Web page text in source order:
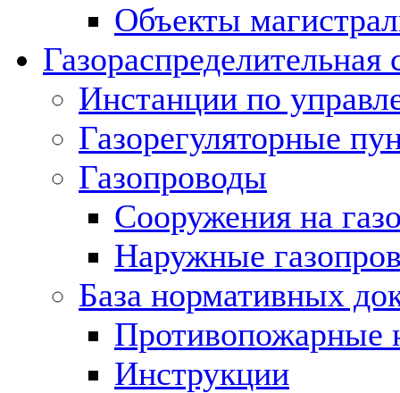
Объекты
Газораспределительная
Инстанции по
Газорегуляторные
Газопроводы
Сооружения на
Наружные
База нормативных
Противопожарные
Инструкции